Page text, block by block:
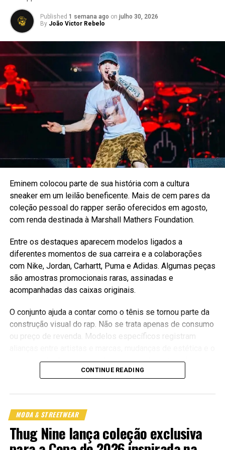
como fantasia
O skate aparece na collab do jeito certo: como atitude, não
Uma análise publicada peloThe Sourcedestaca como os
games passaram a influenciar tendências e colaborações.
O próximo passo é observar quais projetos conseguem
criar linguagem própria e quais vivem apenas de
licenciamento.
Leia também:
a colaboração Disturb x Diadora que cruzou
futebol, skate e rua
Published 1 semana ago on julho 30, 2026
By João Victor Rebelo
Eminem colocou parte de sua história com a cultura
sneaker em um leilão beneficente. Mais de cem pares da
coleção pessoal do rapper serão oferecidos em agosto,
com renda destinada à Marshall Mathers Foundation.
Entre os destaques aparecem modelos ligados a
diferentes momentos de sua carreira e a colaborações
com Nike, Jordan, Carhartt, Puma e Adidas. Algumas peças
são amostras promocionais raras, assinadas e
acompanhadas das caixas originais.
O conjunto ajuda a contar como o tênis se tornou parte da
construção visual do rap. Não se trata apenas de consumo
ou preço de revenda. Modelos específicos registram
crescimento de um mercado que aprendeu a transformar
história cultural em objeto colecionável.
O valor estimado de alguns pares chama atenção, mas a
coleção pessoal vira mecanismo de arrecadação e
conecta memória, mercado e ação social. Também expõe
a força simbólica de peças que circularam pouco, mas
CONTINUE READING
MODA & STREETWEAR
Thug Nine lança coleção exclusiva